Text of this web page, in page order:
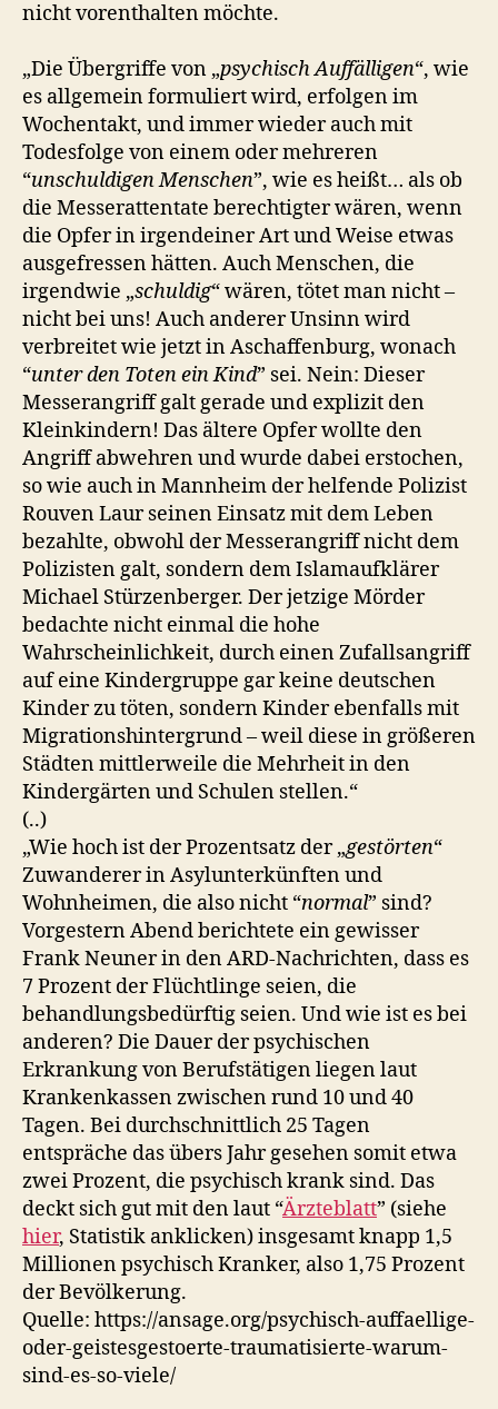
nicht vorenthalten möchte.
„Die Übergriffe von „psychisch Auffälligen“, wie
es allgemein formuliert wird, erfolgen im
Wochentakt, und immer wieder auch mit
Todesfolge von einem oder mehreren
“unschuldigen Menschen”, wie es heißt… als ob
die Messerattentate berechtigter wären, wenn
die Opfer in irgendeiner Art und Weise etwas
ausgefressen hätten. Auch Menschen, die
irgendwie „schuldig“ wären, tötet man nicht –
nicht bei uns! Auch anderer Unsinn wird
verbreitet wie jetzt in Aschaffenburg, wonach
“unter den Toten ein Kind” sei. Nein: Dieser
Messerangriff galt gerade und explizit den
Kleinkindern! Das ältere Opfer wollte den
Angriff abwehren und wurde dabei erstochen,
so wie auch in Mannheim der helfende Polizist
Rouven Laur seinen Einsatz mit dem Leben
bezahlte, obwohl der Messerangriff nicht dem
Polizisten galt, sondern dem Islamaufklärer
Michael Stürzenberger. Der jetzige Mörder
bedachte nicht einmal die hohe
Wahrscheinlichkeit, durch einen Zufallsangriff
auf eine Kindergruppe gar keine deutschen
Kinder zu töten, sondern Kinder ebenfalls mit
Migrationshintergrund – weil diese in größeren
Städten mittlerweile die Mehrheit in den
Kindergärten und Schulen stellen.“
(..)
„Wie hoch ist der Prozentsatz der „gestörten“
Zuwanderer in Asylunterkünften und
Wohnheimen, die also nicht “normal” sind?
Vorgestern Abend berichtete ein gewisser
Frank Neuner in den ARD-Nachrichten, dass es
7 Prozent der Flüchtlinge seien, die
behandlungsbedürftig seien. Und wie ist es bei
anderen? Die Dauer der psychischen
Erkrankung von Berufstätigen liegen laut
Krankenkassen zwischen rund 10 und 40
Tagen. Bei durchschnittlich 25 Tagen
entspräche das übers Jahr gesehen somit etwa
zwei Prozent, die psychisch krank sind. Das
deckt sich gut mit den laut “Ärzteblatt” (siehe
hier, Statistik anklicken) insgesamt knapp 1,5
Millionen psychisch Kranker, also 1,75 Prozent
der Bevölkerung.
Quelle: https://ansage.org/psychisch-auffaellige-
oder-geistesgestoerte-traumatisierte-warum-
sind-es-so-viele/